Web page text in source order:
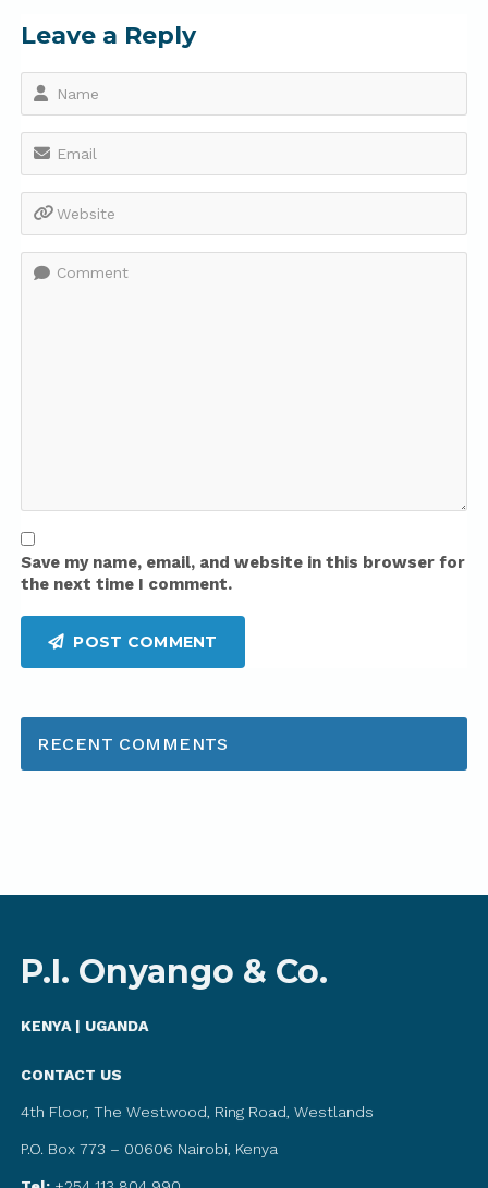
Leave a Reply
Name
Email
Website
Comment
Save my name, email, and website in this browser for
the next time I comment.
 POST COMMENT
RECENT COMMENTS
P.I. Onyango & Co.
KENYA | UGANDA
CONTACT US
4th Floor, The Westwood, Ring Road, Westlands
P.O. Box 773 – 00606 Nairobi, Kenya